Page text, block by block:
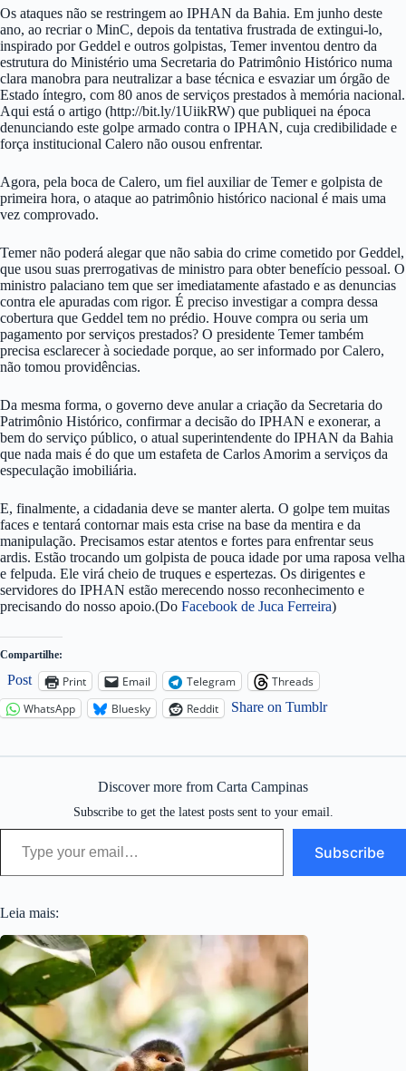
Os ataques não se restringem ao IPHAN da Bahia. Em junho deste
ano, ao recriar o MinC, depois da tentativa frustrada de extingui-lo,
inspirado por Geddel e outros golpistas, Temer inventou dentro da
estrutura do Ministério uma Secretaria do Patrimônio Histórico numa
clara manobra para neutralizar a base técnica e esvaziar um órgão de
Estado íntegro, com 80 anos de serviços prestados à memória nacional.
Aqui está o artigo (http://bit.ly/1UiikRW) que publiquei na época
denunciando este golpe armado contra o IPHAN, cuja credibilidade e
força institucional Calero não ousou enfrentar.
Agora, pela boca de Calero, um fiel auxiliar de Temer e golpista de
primeira hora, o ataque ao patrimônio histórico nacional é mais uma
vez comprovado.
Temer não poderá alegar que não sabia do crime cometido por Geddel,
que usou suas prerrogativas de ministro para obter benefício pessoal. O
ministro palaciano tem que ser imediatamente afastado e as denuncias
contra ele apuradas com rigor. É preciso investigar a compra dessa
cobertura que Geddel tem no prédio. Houve compra ou seria um
pagamento por serviços prestados? O presidente Temer também
precisa esclarecer à sociedade porque, ao ser informado por Calero,
não tomou providências.
Da mesma forma, o governo deve anular a criação da Secretaria do
Patrimônio Histórico, confirmar a decisão do IPHAN e exonerar, a
bem do serviço público, o atual superintendente do IPHAN da Bahia
que nada mais é do que um estafeta de Carlos Amorim a serviços da
especulação imobiliária.
E, finalmente, a cidadania deve se manter alerta. O golpe tem muitas
faces e tentará contornar mais esta crise na base da mentira e da
manipulação. Precisamos estar atentos e fortes para enfrentar seus
ardis. Estão trocando um golpista de pouca idade por uma raposa velha
e felpuda. Ele virá cheio de truques e espertezas. Os dirigentes e
servidores do IPHAN estão merecendo nosso reconhecimento e
precisando do nosso apoio.(Do Facebook de Juca Ferreira)
Compartilhe:
Post Print Email Telegram
Threads
WhatsApp
Bluesky Reddit Share on Tumblr
Discover more from Carta Campinas
Subscribe to get the latest posts sent to your email.
Type your email…
Subscribe
Leia mais: